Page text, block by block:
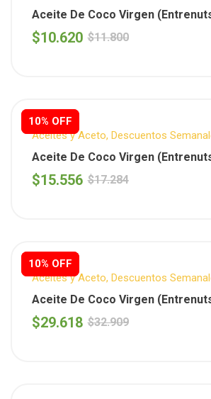
ENTRENUTS,Sin T.A.C.C.
Aceite De Coco Virgen
$11.800
$10.620
10% OFF
10% OFF
Aceites y Aceto, Descuentos
ENTRENUTS,Sin T.A.C.C.
Aceite De Coco Virgen
$17.284
$15.556
10% OFF
10% OFF
Aceites y Aceto, Descuentos
ENTRENUTS,Sin T.A.C.C.
Aceite De Coco Virgen
$32.909
$29.618